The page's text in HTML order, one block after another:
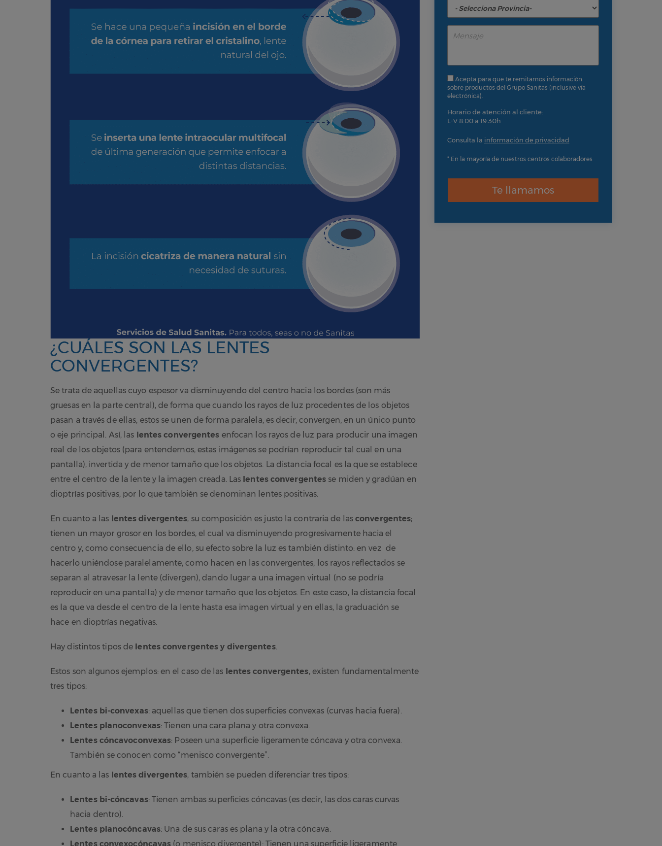
¿CUÁLES SON LAS LENTES
CONVERGENTES?
Se trata de aquellas cuyo espesor va disminuyendo del centro hacia los bordes (son más
gruesas en la parte central), de forma que cuando los rayos de luz procedentes de los objetos
pasan a través de ellas, estos se unen de forma paralela, es decir, convergen, en un único punto
o eje principal. Así, las lentes convergentes enfocan los rayos de luz para producir una imagen
real de los objetos (para entendernos, estas imágenes se podrían reproducir tal cual en una
pantalla), invertida y de menor tamaño que los objetos. La distancia focal es la que se establece
entre el centro de la lente y la imagen creada. Las lentes convergentesse miden y gradúan en
dioptrías positivas, por lo que también se denominan lentes positivas.
En cuanto a las lentes divergentes, su composición es justo la contraria de lasconvergentes;
tienen un mayor grosor en los bordes, el cual va disminuyendo progresivamente hacia el
centro y, como consecuencia de ello, su efecto sobre la luz es también distinto: en vez de
hacerlo uniéndose paralelamente, como hacen en las convergentes, los rayos reflectados se
separan al atravesar la lente (divergen), dando lugar a una imagen virtual (no se podría
reproducir en una pantalla) y de menor tamaño que los objetos. En este caso, la distancia focal
es la que va desde el centro de la lente hasta esa imagen virtual y en ellas, la graduación se
hace en dioptrías negativas.
Hay distintos tipos de lentes convergentes y divergentes.
Estos son algunos ejemplos: en el caso de las lentes convergentes, existen fundamentalmente
tres tipos:
Lentes bi-convexas: aquellas que tienen dos superficies convexas (curvas hacia fuera).
Lentes planoconvexas: Tienen una cara plana y otra convexa.
Lentes cóncavoconvexas: Poseen una superficie ligeramente cóncava y otra convexa.
También se conocen como “menisco convergente”.
En cuanto a las lentes divergentes, también se pueden diferenciar tres tipos:
Lentes bi-cóncavas: Tienen ambas superficies cóncavas (es decir, las dos caras curvas
hacia dentro).
Lentes planocóncavas: Una de sus caras es plana y la otra cóncava.
Lentes convexocóncavas (o menisco divergente): Tienen una superficie ligeramente
Acepta para que te remitamos información
sobre productos del Grupo Sanitas (inclusive vía
electrónica).
Horario de atención al cliente:
L-V 8:00 a 19:30h
Consulta la información de privacidad
* En la mayoría de nuestros centros colaboradores
Te llamamos